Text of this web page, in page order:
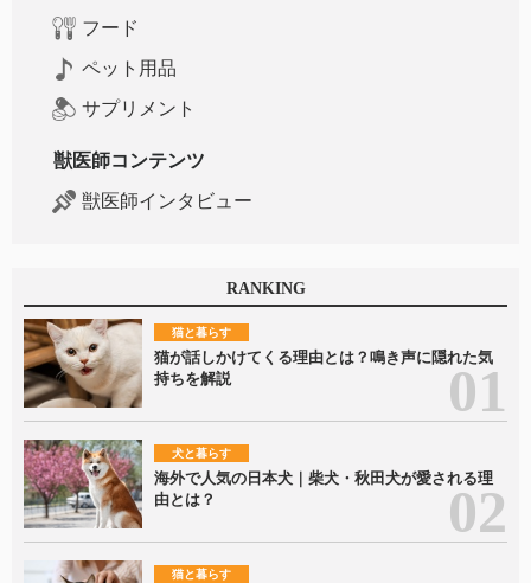
フード
ペット用品
サプリメント
獣医師コンテンツ
獣医師インタビュー
RANKING
猫と暮らす
猫が話しかけてくる理由とは？鳴き声に隠れた気
持ちを解説
犬と暮らす
海外で人気の日本犬｜柴犬・秋田犬が愛される理
由とは？
猫と暮らす